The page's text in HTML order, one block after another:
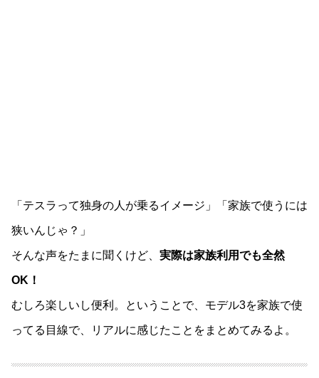
「テスラって独身の人が乗るイメージ」「家族で使うには
狭いんじゃ？」
そんな声をたまに聞くけど、 実際は家族利用でも全然
OK！
むしろ楽しいし便利。ということで、モデル3を家族で使
ってる目線で、リアルに感じたことをまとめてみるよ。